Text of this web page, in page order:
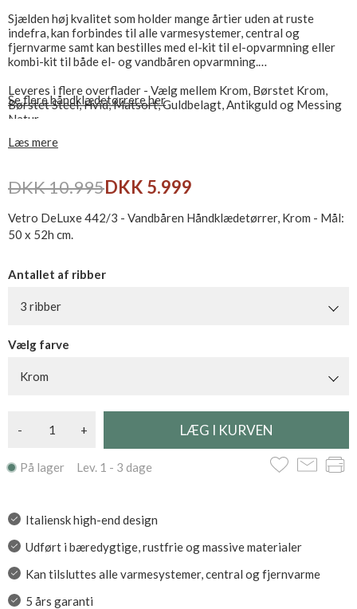
Sjælden høj kvalitet som holder mange årtier uden at ruste
indefra, kan forbindes til alle varmesystemer, central og
fjernvarme samt kan bestilles med el-kit til el-opvarmning eller
kombi-kit til både el- og vandbåren opvarmning.
Leveres i flere overflader - Vælg mellem Krom, Børstet Krom,
Børstet Steel, Hvid, Matsort, Guldbelagt, Antikguld og Messing
Natur
Ekskl. ventilsæt, som købes separat - Se relaterede produkter
Se flere håndklædetørrere her
Læs mere
DKK 10.995DKK 5.999
Vetro DeLuxe 442/3 - Vandbåren Håndklædetørrer, Krom - Mål:
50 x 52h cm.
Antallet af ribber
3 ribber
Vælg farve
Krom
- +
På lager Lev. 1 - 3 dage
Italiensk high-end design
Udført i bæredygtige, rustfrie og massive materialer
Kan tilsluttes alle varmesystemer, central og fjernvarme
5 års garanti